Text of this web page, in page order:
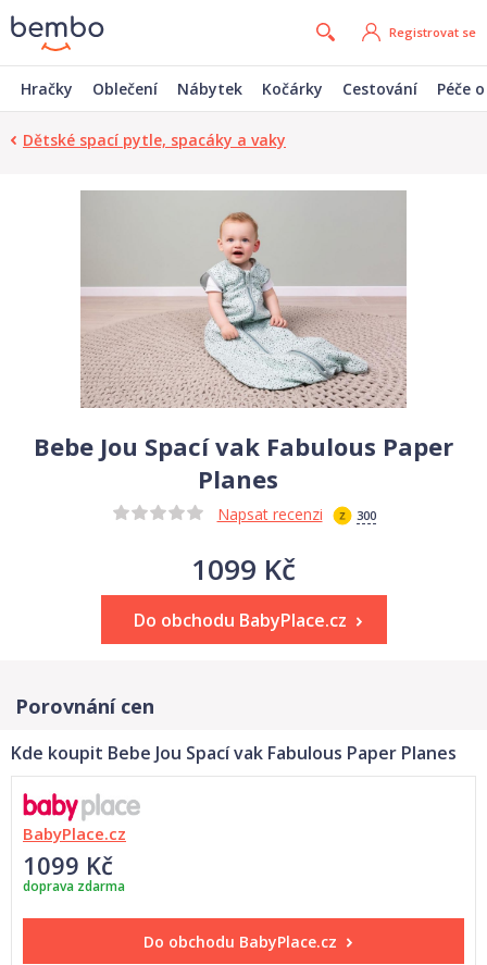
Registrovat se
Hračky Oblečení Nábytek Kočárky Cestování Péče
Dětské spací pytle, spacáky a vaky
Bebe Jou Spací vak Fabulous Paper
Planes
Napsat recenzi 300
1099 Kč
Do obchodu BabyPlace.cz
Porovnání cen
Kde koupit Bebe Jou Spací vak Fabulous Paper Planes
BabyPlace.cz
1099 Kč
doprava zdarma
Do obchodu BabyPlace.cz